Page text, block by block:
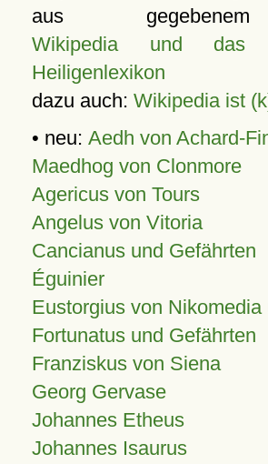
aus
Wikipedia und das
Heiligenlexikon
dazu auch: Wikipedia ist
• neu: Aedh von Achard-
Maedhog von Clonmore
Agericus von Tours
Angelus von Vitoria
Cancianus und Gefährten
Éguinier
Eustorgius von Nikomedia
Fortunatus und Gefährten
Franziskus von Siena
Georg Gervase
Johannes Etheus
Johannes Isaurus